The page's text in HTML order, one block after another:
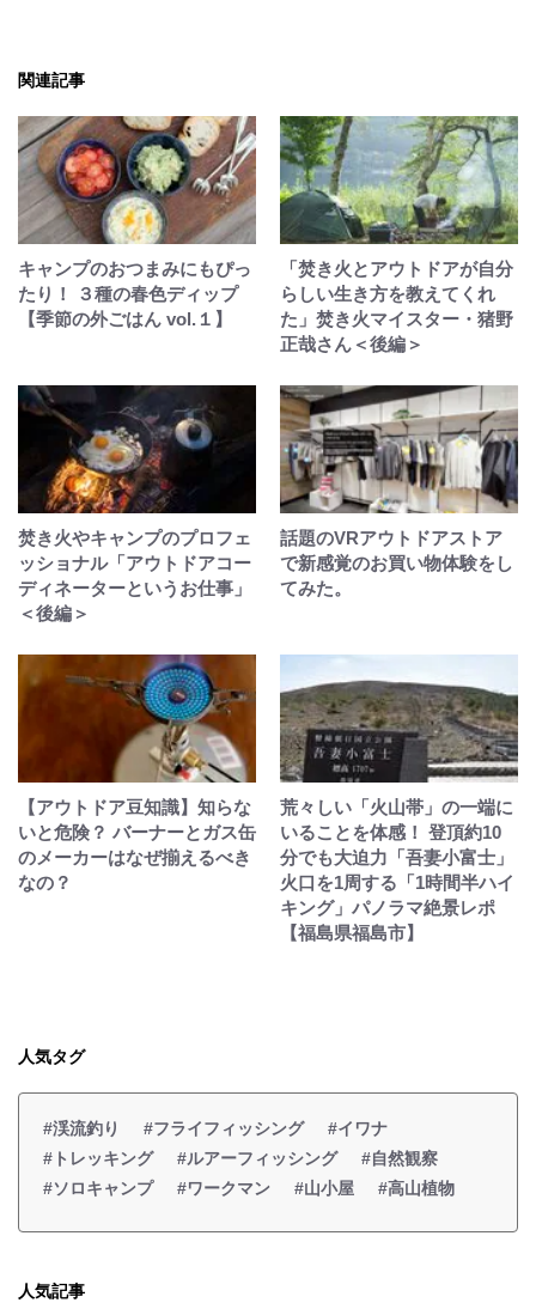
関連記事
キャンプのおつまみにもぴっ
たり！ ３種の春色ディップ
【季節の外ごはん vol.１】
「焚き火とアウトドアが自分
らしい生き方を教えてくれ
た」焚き火マイスター・猪野
正哉さん＜後編＞
焚き火やキャンプのプロフェ
ッショナル「アウトドアコー
ディネーターというお仕事」
＜後編＞
話題のVRアウトドアストア
で新感覚のお買い物体験をし
てみた。
【アウトドア豆知識】知らな
いと危険？ バーナーとガス缶
のメーカーはなぜ揃えるべき
なの？
荒々しい「火山帯」の一端に
いることを体感！ 登頂約10
分でも大迫力「吾妻小富士」
火口を1周する「1時間半ハイ
キング」パノラマ絶景レポ
【福島県福島市】
人気タグ
#渓流釣り #フライフィッシング
#イワナ
#トレッキング
#ルアーフィッシング
#自然観察
#ソロキャンプ
#ワークマン #山小屋 #高山植物
人気記事